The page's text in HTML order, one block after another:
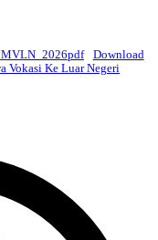
Download
Vokasi Ke Luar Negeri